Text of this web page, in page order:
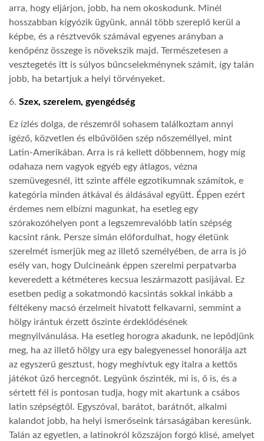
arra, hogy eljárjon, jobb, ha nem okoskodunk. Minél
hosszabban kígyózik ügyünk, annál több szereplő kerül a
képbe, és a résztvevők számával egyenes arányban a
kenőpénz összege is növekszik majd. Természetesen a
vesztegetés itt is súlyos bűncselekménynek számít, így talán
jobb, ha betartjuk a helyi törvényeket.
6. Szex, szerelem, gyengédség
Ez ízlés dolga, de részemről sohasem találkoztam annyi
igéző, közvetlen és elbűvölően szép nőszeméllyel, mint
Latin-Amerikában. Arra is rá kellett döbbennem, hogy míg
odahaza nem vagyok egyéb egy átlagos, vézna
szemüvegesnél, itt szinte afféle egzotikumnak számítok, e
kategória minden átkával és áldásával együtt. Éppen ezért
érdemes nem elbízni magunkat, ha esetleg egy
szórakozóhelyen pont a legszemrevalóbb latin szépség
kacsint ránk. Persze simán előfordulhat, hogy életünk
szerelmét ismerjük meg az illető személyében, de arra is jó
esély van, hogy Dulcineánk éppen szerelmi perpatvarba
keveredett a kétméteres kecsua leszármazott pasijával. Ez
esetben pedig a sokatmondó kacsintás sokkal inkább a
féltékeny macsó érzelmeit hivatott felkavarni, semmint a
hölgy irántuk érzett őszinte érdeklődésének
megnyilvánulása. Ha esetleg horogra akadunk, ne lepődjünk
meg, ha az illető hölgy ura egy balegyenessel honorálja azt
az egyszerű gesztust, hogy meghívtuk egy italra a kettős
játékot űző hercegnőt. Legyünk őszinték, mi is, ő is, és a
sértett fél is pontosan tudja, hogy mit akartunk a csábos
latin szépségtől. Egyszóval, barátot, barátnőt, alkalmi
kalandot jobb, ha helyi ismerőseink társaságában keresünk.
Talán az egyetlen, a latinokról közszájon forgó klisé, amelyet